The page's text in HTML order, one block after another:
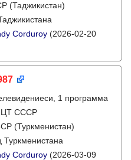
(Таджикистан)
Corduroy (2026-02-20
1 программа
ЦТ СССР
(Туркменистан)
Corduroy (2026-03-09